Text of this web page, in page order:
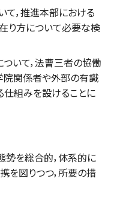
，推進本部における
り方について必要な検
いて，法曹三者の協働
院関係者や外部の有識
組みを設けることに
を総合的，体系的に
を図りつつ，所要の措